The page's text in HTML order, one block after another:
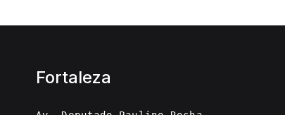
Fortaleza